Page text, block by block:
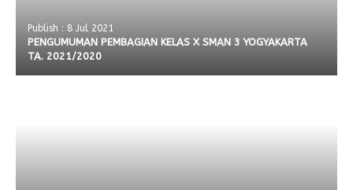
Publish : 8 Jul 2021
PENGUMUMAN PEMBAGIAN KELAS X SMAN 3 YOGYAKARTA
TA. 2021/2020